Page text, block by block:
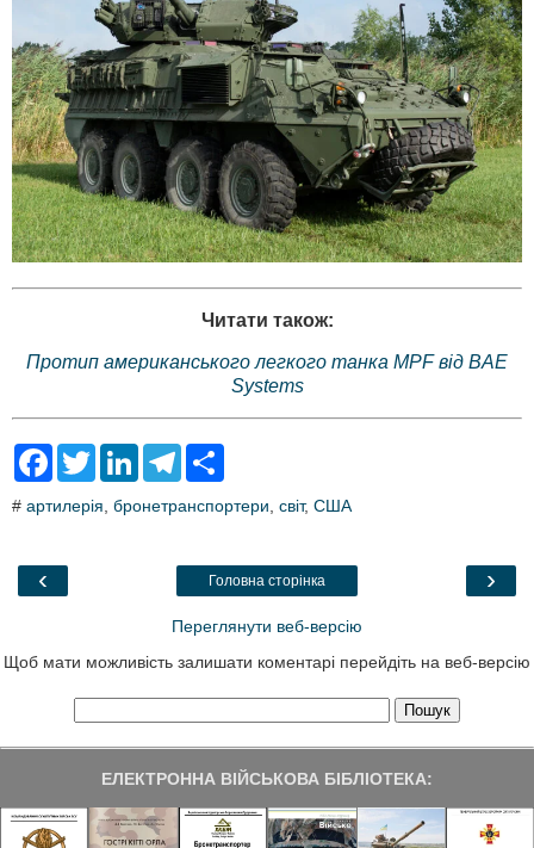
Читати також:
Протип американського легкого танка MPF від BAE
Systems
F
e
o
T
t
L
k
T
e
a
r
# артилерія, бронетранспортери, світ, США
‹ ›
Головна сторінка
Переглянути веб-версію
Щоб мати можливість залишати коментарі перейдіть на веб-версію
ЕЛЕКТРОННА ВІЙСЬКОВА БІБЛІОТЕКА: